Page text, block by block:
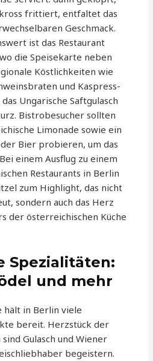
frittiert, entfaltet das
Geschmack.
ist das Restaurant
die Speisekarte neben
Köstlichkeiten wie
und Kaspress-
Ungarische Saftgulasch
Bistrobesucher sollten
Limonade sowie ein
Bier probieren, um das
einem Ausflug zu einem
Restaurants in Berlin
zum Highlight, das nicht
sondern auch das Herz
der österreichischen Küche
Spezialitäten:
und mehr
hält in Berlin viele
bereit. Herzstück der
Gulasch und Wiener
begeistern.